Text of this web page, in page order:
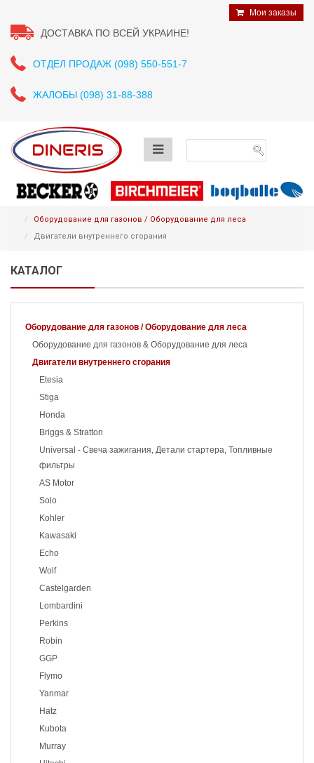
Мои заказы
ДОСТАВКА ПО ВСЕЙ УКРАИНЕ!
ОТДЕЛ ПРОДАЖ (098) 550-551-7
ЖАЛОБЫ (098) 31-88-388
Оборудование для газонов / Оборудование для леса
Двигатели внутреннего сгорания
КАТАЛОГ
Оборудование для газонов / Оборудование для леса
Оборудование для газонов & Оборудование для леса
Двигатели внутреннего сгорания
Etesia
Stiga
Honda
Briggs & Stratton
Universal - Свеча зажигания, Детали стартера, Топливные
фильтры
AS Motor
Solo
Kohler
Kawasaki
Echo
Wolf
Castelgarden
Lombardini
Perkins
Robin
GGP
Flymo
Yanmar
Hatz
Kubota
Murray